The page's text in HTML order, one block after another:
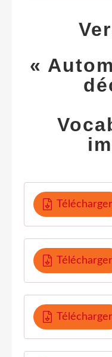
«
Télécharger
Télécharger
Télécharger